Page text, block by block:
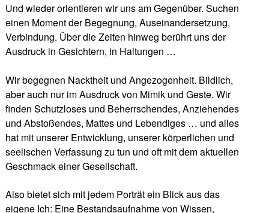
Und wieder orientieren wir uns am Gegenüber. Suchen
einen Moment der Begegnung, Auseinandersetzung,
Verbindung. Über die Zeiten hinweg berührt uns der
Ausdruck in Gesichtern, in Haltungen …
Wir begegnen Nacktheit und Angezogenheit. Bildlich,
aber auch nur im Ausdruck von Mimik und Geste. Wir
finden Schutzloses und Beherrschendes, Anziehendes
und Abstoßendes, Mattes und Lebendiges … und alles
hat mit unserer Entwicklung, unserer körperlichen und
seelischen Verfassung zu tun und oft mit dem aktuellen
Geschmack einer Gesellschaft.
Also bietet sich mit jedem Porträt ein Blick aus das
eigene Ich: Eine Bestandsaufnahme von Wissen,